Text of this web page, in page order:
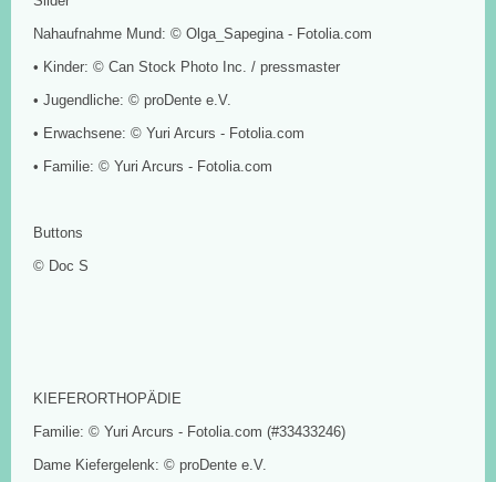
Nahaufnahme Mund: © Olga_Sapegina - Fotolia.com
• Kinder: © Can Stock Photo Inc. / pressmaster
• Jugendliche: © proDente e.V.
• Erwachsene: © Yuri Arcurs - Fotolia.com
• Familie: © Yuri Arcurs - Fotolia.com
Buttons
© Doc S
KIEFERORTHOPÄDIE
Familie: © Yuri Arcurs - Fotolia.com (#33433246)
Dame Kiefergelenk: © proDente e.V.